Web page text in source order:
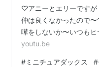
♡アニーとエリーです
仲は良くなかったので
嘩をしないか〜いつもヒ
youtu.be
#ミニチュアダックス #